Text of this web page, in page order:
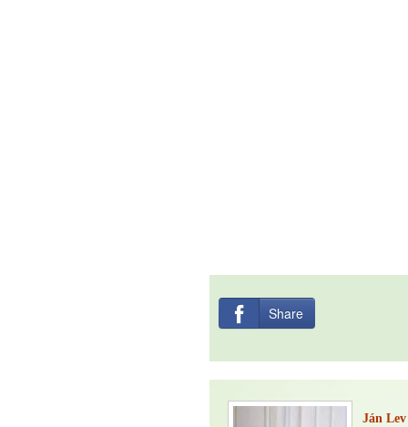
Share
Ján Lev